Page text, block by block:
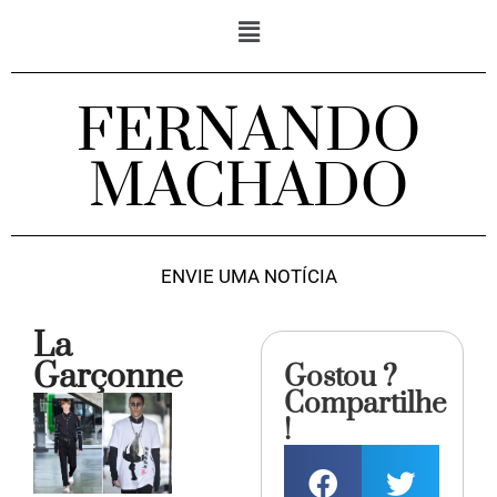
FERNANDO
MACHADO
ENVIE UMA NOTÍCIA
La
Garçonne Gostou ?
Compartilhe
!